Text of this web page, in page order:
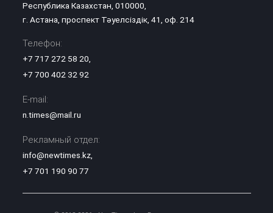
Республика Казахстан, 010000,
г. Астана, проспект Тәуелсіздік, 41, оф. 214
Телефон:
+7 717 272 58 20,
+7 700 402 32 92
E-mail:
n.times@mail.ru
Рекламный отдел:
info@newtimes.kz,
+7 701 190 90 77